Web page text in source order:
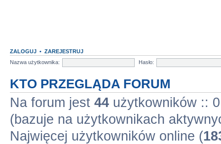
ZALOGUJ • ZAREJESTRUJ
Nazwa użytkownika:
Hasło:
KTO PRZEGLĄDA FORUM
Na forum jest 44 użytkowników ::
(bazuje na użytkownikach
Najwięcej użytkowników online (